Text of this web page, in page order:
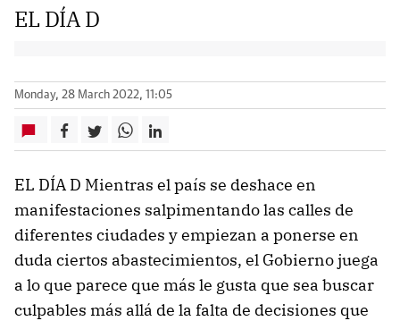
EL DÍA D
Monday, 28 March 2022, 11:05
EL DÍA D Mientras el país se deshace en
manifestaciones salpimentando las calles de
diferentes ciudades y empiezan a ponerse en
duda ciertos abastecimientos, el Gobierno juega
a lo que parece que más le gusta que sea buscar
culpables más allá de la falta de decisiones que